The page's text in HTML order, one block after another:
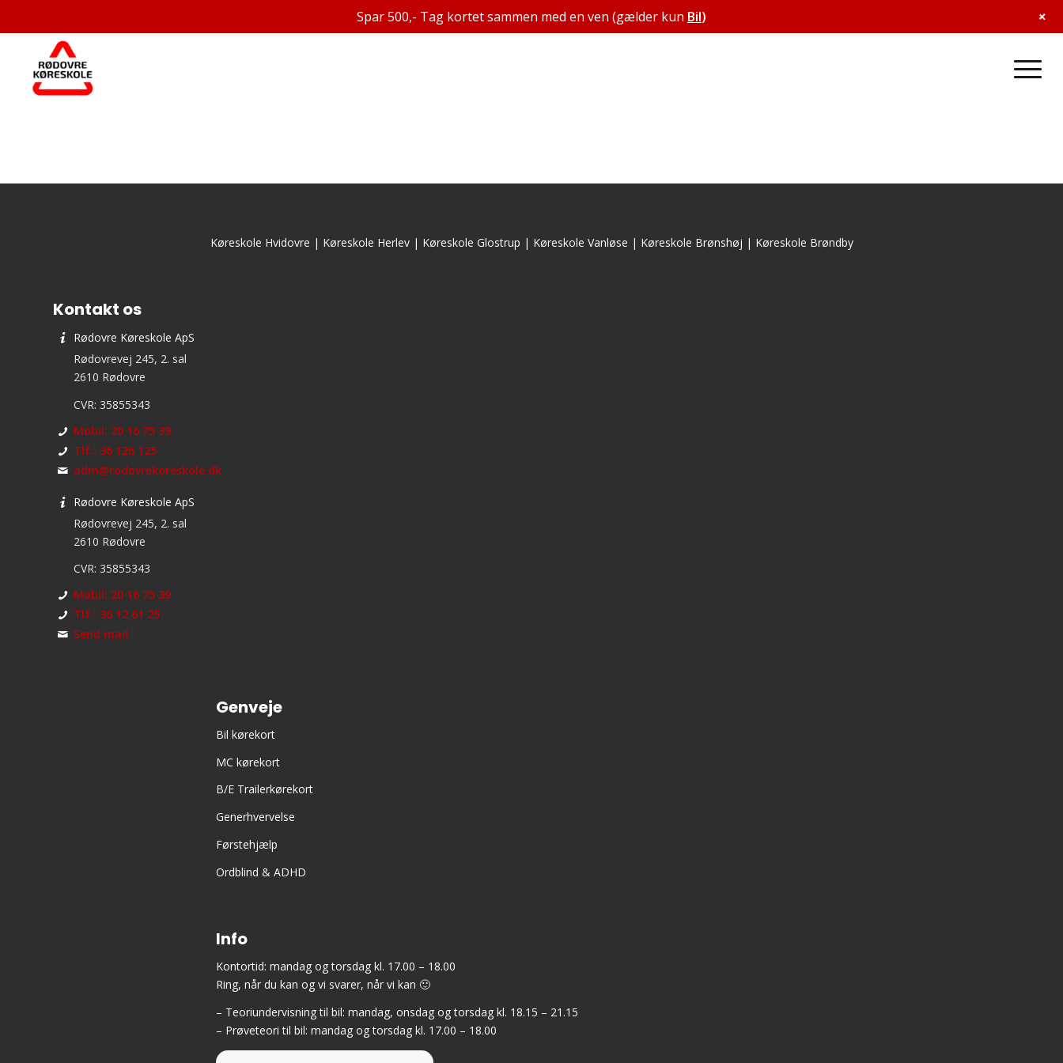
Køreskole Hvidovre | Køreskole Herlev| Køreskole Glostrup | Køreskole Vanløse | Køreskole Brønshøj | Køreskole Brøndby
Kontakt os
Rødovre Køreskole ApS
Rødovrevej 245, 2. sal
2610 Rødovre
CVR: 35855343
Mobil: 20 16 75 39
Tlf.: 36 126 125
adm@rodovrekoreskole.dk
Rødovre Køreskole ApS
Rødovrevej 245, 2. sal
2610 Rødovre
CVR: 35855343
Mobil: 20 16 75 39
Tlf.: 36 12 61 25
Send mail
Genveje
Bil kørekort
MC kørekort
B/E Trailerkørekort
Generhvervelse
Førstehjælp
Ordblind & ADHD
Info
Kontortid: mandag og torsdag kl. 17.00 – 18.00
Ring, når du kan og vi svarer, når vi kan 🙂
– Teoriundervisning til bil: mandag, onsdag og torsdag kl. 18.15 – 21.15
– Prøveteori til bil: mandag og torsdag kl. 17.00 – 18.00
Spar 500,- Tag kortet sammen med en ven (gælder kun Bil) +